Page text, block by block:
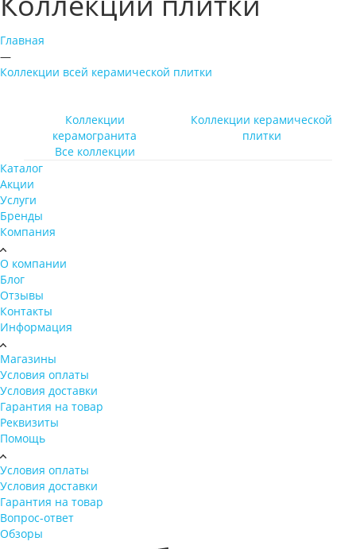
Коллекции плитки
Главная
—
Коллекции
керамогранита
Коллекции керамической
Каталог
Акции
Услуги
Бренды
Компания
О компании
Блог
Отзывы
Контакты
Информация
Магазины
Условия оплаты
Условия доставки
Гарантия на товар
Реквизиты
Помощь
Условия оплаты
Условия доставки
Гарантия на товар
Вопрос-ответ